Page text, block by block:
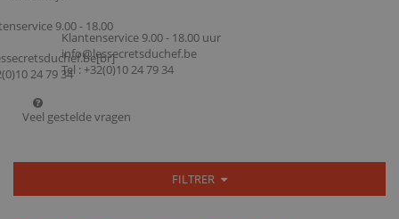
Klantenservice 9.00 - 18.00 uur
info@lessecretsduchef.be
Tel : +32(0)10 24 79 34
Veel gestelde vragen
FILTRER